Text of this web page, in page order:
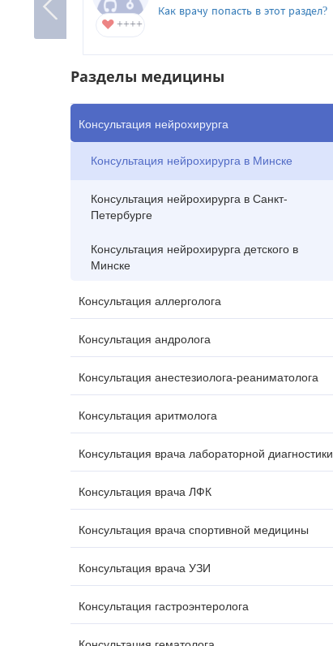
++++
Как врачу попасть в этот раздел?
45
Невролог
Разделы медицины
Консультация нейрохирурга
Консультация нейрохирурга в Минске
Консультация нейрохирурга в Санкт-
Петербурге
Консультация нейрохирурга детского в
Минске
Консультация аллерголога
Консультация андролога
Консультация анестезиолога-реаниматолога
Консультация аритмолога
Консультация врача лабораторной диагностики
Консультация врача ЛФК
Консультация врача спортивной медицины
Консультация врача УЗИ
Консультация гастроэнтеролога